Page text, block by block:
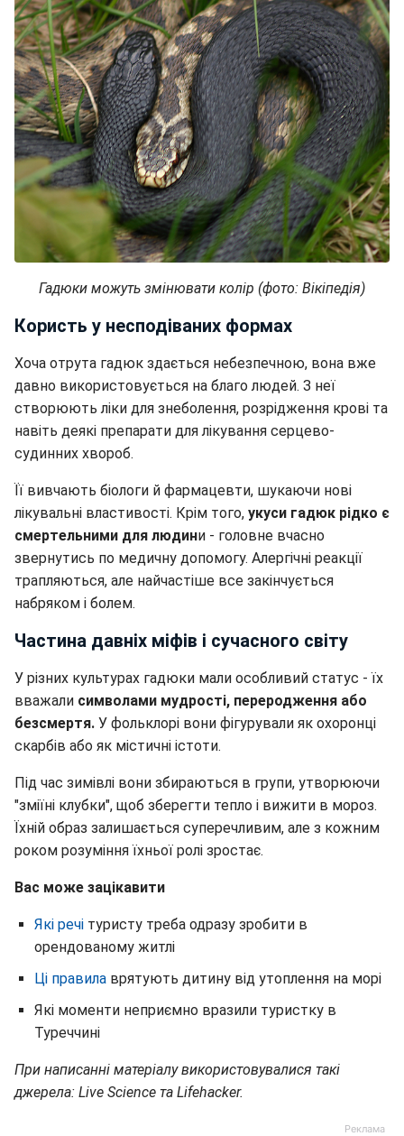
Гадюки можуть змінювати колір (фото: Вікіпедія)
Користь у несподіваних формах
Хоча отрута гадюк здається небезпечною, вона вже
давно використовується на благо людей. З неї
створюють ліки для знеболення, розрідження крові та
навіть деякі препарати для лікування серцево-
судинних хвороб.
Її вивчають біологи й фармацевти, шукаючи нові
лікувальні властивості. Крім того, укуси гадюк рідко є
смертельними для людини - головне вчасно
звернутись по медичну допомогу. Алергічні реакції
трапляються, але найчастіше все закінчується
набряком і болем.
Частина давніх міфів і сучасного світу
У різних культурах гадюки мали особливий статус - їх
вважали символами мудрості, переродження або
безсмертя. У фольклорі вони фігурували як охоронці
скарбів або як містичні істоти.
Під час зимівлі вони збираються в групи, утворюючи
"зміїні клубки", щоб зберегти тепло і вижити в мороз.
Їхній образ залишається суперечливим, але з кожним
роком розуміння їхньої ролі зростає.
Вас може зацікавити
Які речі туристу треба одразу зробити в
орендованому житлі
Ці правила врятують дитину від утоплення на морі
Які моменти неприємно вразили туристку в
Туреччині
При написанні матеріалу використовувалися такі
джерела: Live Science та Lifehacker.